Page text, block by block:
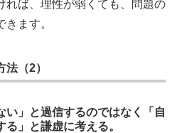
れば、理性が弱くても、問題の
ます。
（2）
い」と過信するのではなく「自
」と謙虚に考える。